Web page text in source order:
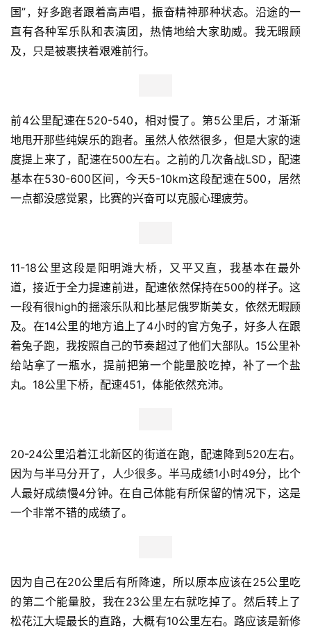
国”，好多跑者跟着高声唱，振奋精神那种状态。沿途的一
直有各种军乐队和表演团，热情地给大家助威。我无暇顾
及，只是被裹挟着艰难前行。
前4公里配速在520-540，相对慢了。第5公里后，才渐渐
地甩开那些纯娱乐的跑者。虽然人依然很多，但是大家的速
度提上来了，配速在500左右。之前的几次备战LSD，配速
基本在530-600区间，今天5-10km这段配速在500，居然
一点都没感觉累，比赛的兴奋可以克服心理疲劳。
11-18公里这段是阳明滩大桥，又平又直，我基本在最外
道，接近于全力提速前进，配速依然保持在500的样子。这
一段有很high的摇滚乐队和比基尼俄罗斯美女，依然无暇顾
及。在14公里的地方追上了4小时的官方兔子，好多人在跟
着兔子跑，我按照自己的节奏超过了他们大部队。15公里补
给站拿了一瓶水，提前把第一个能量胶吃掉，补了一个盐
丸。18公里下桥，配速451，体能依然充沛。
20-24公里沿着江北新区的街道在跑，配速降到520左右。
因为与半马分开了，人少很多。半马成绩1小时49分，比个
人最好成绩慢4分钟。在自己体能有所保留的情况下，这是
一个非常不错的成绩了。
因为自己在20公里后有所降速，所以原本应该在25公里吃
的第二个能量胶，我在23公里左右就吃掉了。然后转上了
松花江大堤最长的直路，大概有10公里左右。路应该是新修